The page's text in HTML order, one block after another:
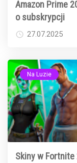
Amazon Prime
o subskrypcji
27.07.2025
Na Luzie
Skiny w